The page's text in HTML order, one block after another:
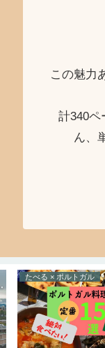
この魅力
計340ペ
ん、
る × ポルトガル